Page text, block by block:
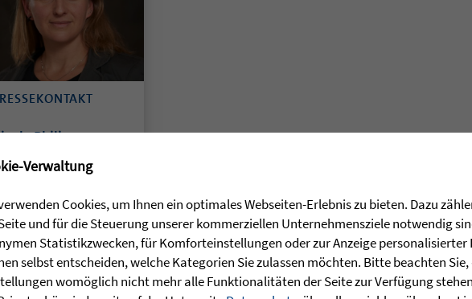
Philipp
0151 18236550
Verwaltung
Cookies, um Ihnen ein optimales Webseiten-Erlebnis zu bieten. Dazu
und für die Steuerung unserer kommerziellen Unternehmensziele notwendig
Statistikzwecken, für Komforteinstellungen oder zur Anzeige personalisierter
selbst entscheiden, welche Kategorien Sie zulassen möchten. Bitte beachten
womöglich nicht mehr alle Funktionalitäten der Seite zur Verfügung